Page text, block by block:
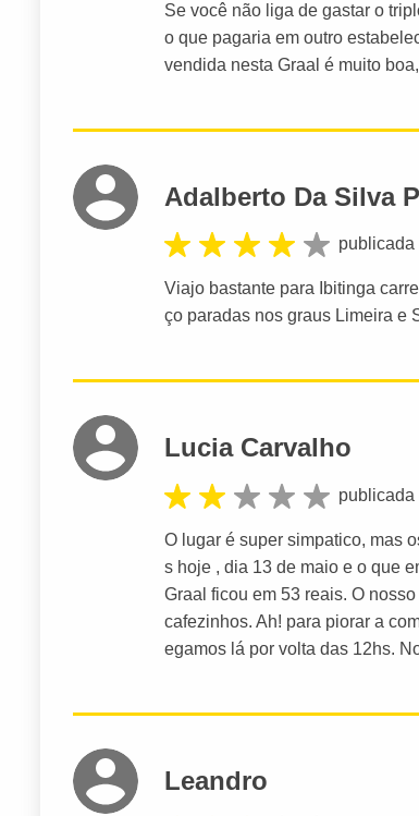
Se você não liga de gastar o
o que pagaria em outro
vendida nesta Graal é muito
Adalberto Da Silva
publicada
Viajo bastante para Ibitinga
ço paradas nos graus Limeira e
Lucia Carvalho
publicada
O lugar é super simpatico, mas
s hoje , dia 13 de maio e o que
Graal ficou em 53 reais. O
cafezinhos. Ah! para piorar a
egamos lá por volta das 12hs.
Leandro